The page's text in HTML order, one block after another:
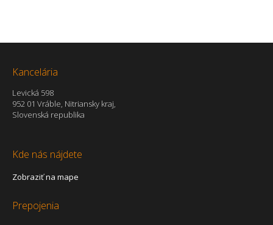
Kancelária
Levická 598
952 01 Vráble, Nitriansky kraj,
Slovenská republika
Kde nás nájdete
Zobraziť na mape
Prepojenia